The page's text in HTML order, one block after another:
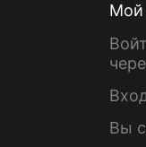
Мой
Вы